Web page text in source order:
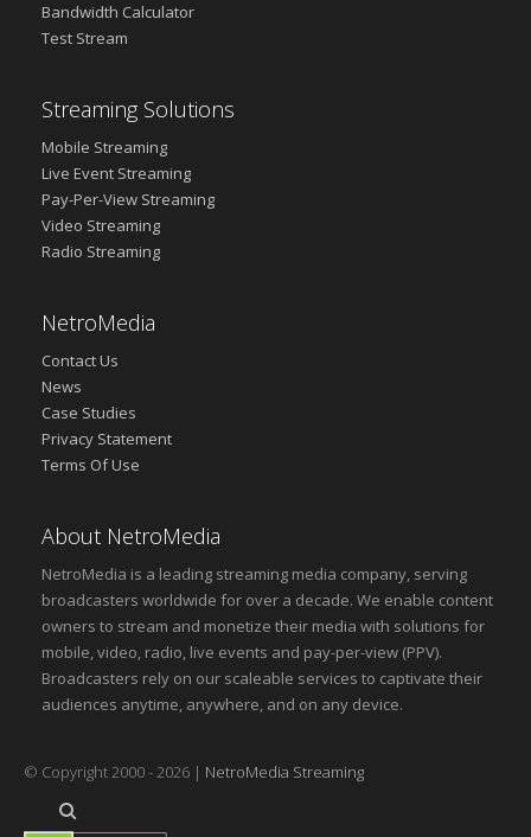
Bandwidth Calculator
Test Stream
Streaming Solutions
Mobile Streaming
Live Event Streaming
Pay-Per-View Streaming
Video Streaming
Radio Streaming
NetroMedia
Contact Us
News
Case Studies
Privacy Statement
Terms Of Use
About NetroMedia
NetroMedia is a leading streaming media company, serving
broadcasters worldwide for over a decade. We enable content
owners to stream and monetize their media with solutions for
mobile, video, radio, live events and pay-per-view (PPV).
Broadcasters rely on our scaleable services to captivate their
audiences anytime, anywhere, and on any device.
© Copyright 2000 - 2026 | NetroMedia Streaming